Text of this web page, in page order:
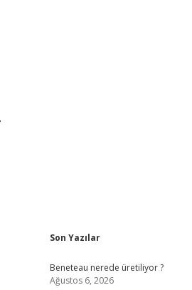
Sidebar
Son Yazılar
Beneteau nerede üretiliyor ?
Ağustos 6, 2026